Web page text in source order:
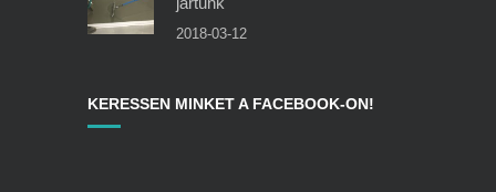
2018-03-12
KERESSEN MINKET A FACEBOOK-ON!